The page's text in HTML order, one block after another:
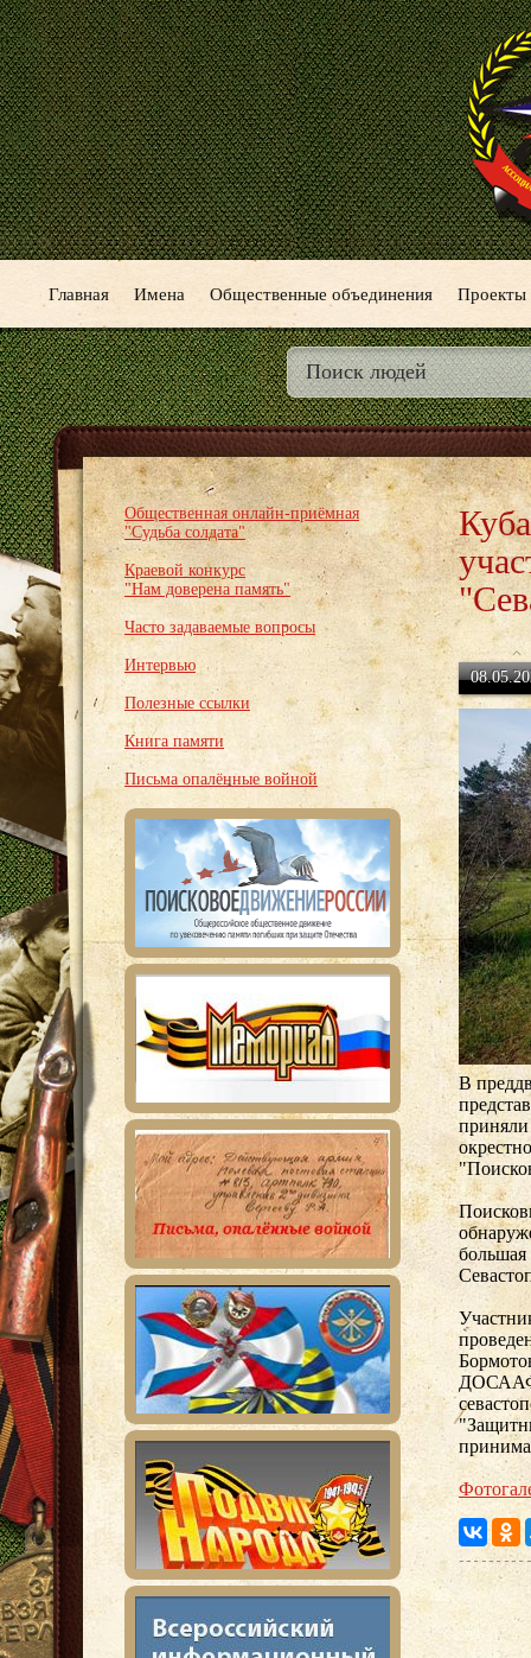
Главная Имена Общественные объединения Проекты
Общественная онлайн-приёмная
"Судьба солдата"
Краевой конкурс
"Нам доверена память"
Часто задаваемые вопросы
Интервью
Полезные ссылки
Книга памяти
Письма опалённые войной
В
приняли
большая
ДОСААФ